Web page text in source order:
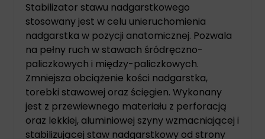
Stabilizator stawu nadgarstkowego
stosowany jest w celu unieruchomienia
nadgarstka w pozycji anatomicznej. Pozwala
na pełny ruch w stawach śródręczno-
paliczkowych i między-paliczkowych.
Zmniejsza obciążenie kości nadgarstka,
torebki stawowej oraz ścięgien. Wykonany
jest z przewiewnego materiału z perforacją
oraz lekkiej, aluminiowej szyny wzmacniającej i
stabilizującej staw nadgarstkowy od strony